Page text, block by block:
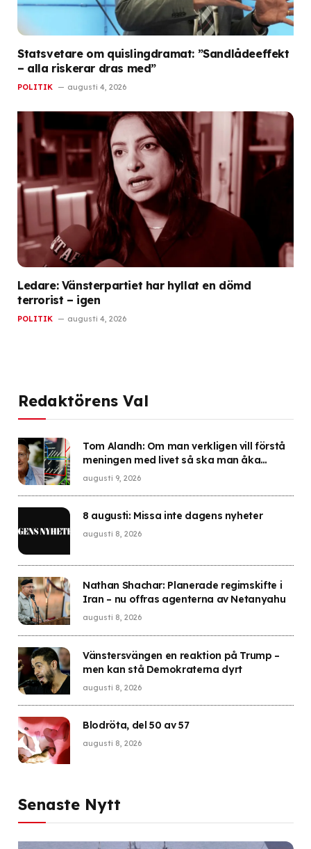
Statsvetare om quislingdramat: ”Sandlådeeffekt
– alla riskerar dras med”
POLITIK augusti 4, 2026
Ledare: Vänsterpartiet har hyllat en dömd
terrorist – igen
POLITIK augusti 4, 2026
Redaktörens Val
Tom Alandh: Om man verkligen vill förstå
meningen med livet så ska man åka
kommunalt
augusti 9, 2026
8 augusti: Missa inte dagens nyheter
augusti 8, 2026
Nathan Shachar: Planerade regimskifte i
Iran – nu offras agenterna av Netanyahu
augusti 8, 2026
Vänstersvängen en reaktion på Trump –
men kan stå Demokraterna dyrt
augusti 8, 2026
Blodröta, del 50 av 57
augusti 8, 2026
Senaste Nytt